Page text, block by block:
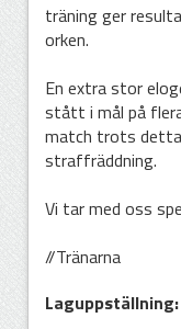
träning ger
orken.
En extra stor
stått i mål på
match trots
straffräddning.
Vi tar med oss
//Tränarna
Laguppställning: